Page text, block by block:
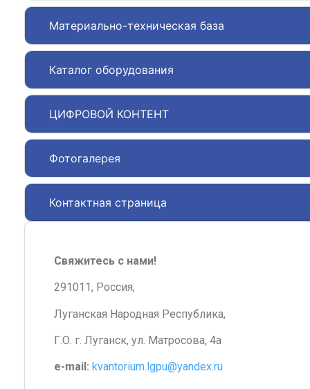
Материально-техническая база
Каталог оборудования
ЦИФРОВОЙ КОНТЕНТ
Фотогалерея
Контактная страница
Свяжитесь с нами!
291011, Россия,
Луганская Народная Республика,
Г.О. г. Луганск, ул. Матросова, 4а
e-mail: kvantorium.lgpu@yandex.ru